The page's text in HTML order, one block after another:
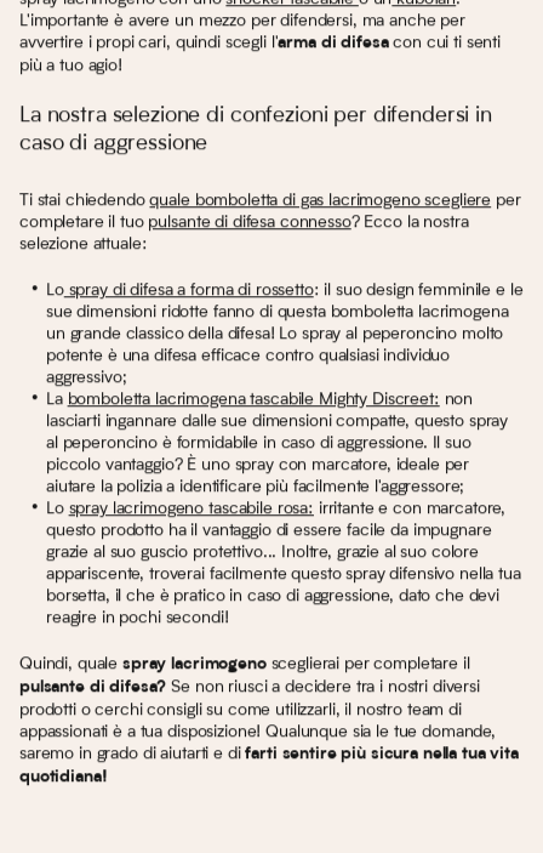
L'importante è avere un mezzo per difendersi, ma anche per
avvertire i propi cari, quindi scegli l'arma di difesacon cui ti senti
più a tuo agio!
La nostra selezione di confezioni per difendersi in
caso di aggressione
Ti stai chiedendoquale bomboletta di gas lacrimogeno scegliere per
completare il tuo pulsante di difesa connesso? Ecco la nostra
selezione attuale:
Lospray di difesa a forma di rossetto: il suo design femminile e le
sue dimensioni ridotte fanno di questa bomboletta lacrimogena
un grande classico della difesa! Lo spray al peperoncino molto
potente è una difesa efficace contro qualsiasi individuo
aggressivo;
La bomboletta lacrimogena tascabile Mighty Discreet: non
lasciarti ingannare dalle sue dimensioni compatte, questo spray
al peperoncino è formidabile in caso di aggressione. Il suo
piccolo vantaggio? È uno spray con marcatore, ideale per
aiutare la polizia a identificare più facilmente l'aggressore;
Lo spray lacrimogeno tascabile rosa: irritante e con marcatore,
questo prodotto ha il vantaggio di essere facile da impugnare
grazie al suo guscio protettivo... Inoltre, grazie al suo colore
appariscente, troverai facilmente questo spray difensivo nella tua
borsetta, il che è pratico in caso di aggressione, dato che devi
reagire in pochi secondi!
Quindi, qualespray lacrimogenosceglierai per completare il
pulsante di difesa? Se non riusci a decidere tra i nostri diversi
prodotti o cerchi consigli su come utilizzarli, il nostro team di
appassionati è a tua disposizione! Qualunque sia le tue domande,
saremo in grado di aiutarti e difarti sentire più sicura nella tua vita
quotidiana!